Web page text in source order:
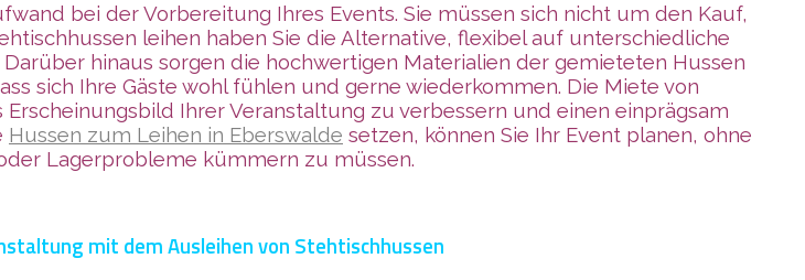
bei der Vorbereitung Ihres Events. Sie müssen sich nicht um den Kauf,
leihen haben Sie die Alternative, flexibel auf unterschiedliche
hinaus sorgen die hochwertigen Materialien der gemieteten Hussen
sich Ihre Gäste wohl fühlen und gerne wiederkommen. Die Miete von
Ihrer Veranstaltung zu verbessern und einen einprägsam
Hussen zum Leihen in Eberswalde setzen, können Sie Ihr Event planen, ohne
Lagerprobleme kümmern zu müssen.
mit dem Ausleihen von Stehtischhussen